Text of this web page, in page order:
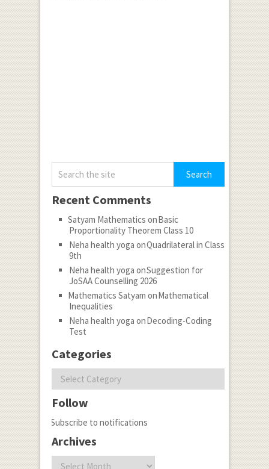
Recent Comments
Satyam Mathematics onBasic
Proportionality Theorem Class 10
Neha health yoga onQuadrilateral in Class
9th
Neha health yoga onSuggestion for
JoSAA Counselling 2026
Mathematics Satyam onMathematical
Inequalities
Neha health yoga onDecoding-Coding
Test
Categories
Follow
Subscribe to notifications
Archives